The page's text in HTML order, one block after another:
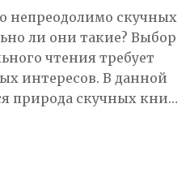
непреодолимо скучных
ли они такие? Выбор
чтения требует
интересов. В данной
природа скучных книг
известные
книг и